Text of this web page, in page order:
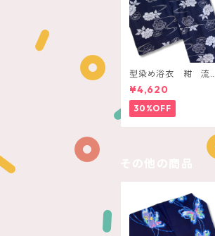
型染め浴衣 紺 流水
に牡丹
¥4,620
30%OFF